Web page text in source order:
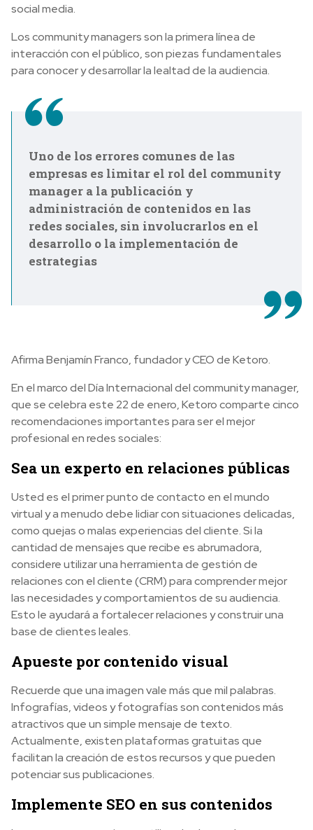
social media.
Los community managers son la primera línea de
interacción con el público, son piezas fundamentales
para conocer y desarrollar la lealtad de la audiencia.
Uno de los errores comunes de las
empresas es limitar el rol del community
manager a la publicación y
administración de contenidos en las
redes sociales, sin involucrarlos en el
desarrollo o la implementación de
estrategias
Afirma Benjamín Franco, fundador y CEO de Ketoro.
En el marco del Día Internacional del community manager,
que se celebra este 22 de enero, Ketoro comparte cinco
recomendaciones importantes para ser el mejor
profesional en redes sociales:
Sea un experto en relaciones públicas
Usted es el primer punto de contacto en el mundo
virtual y a menudo debe lidiar con situaciones delicadas,
como quejas o malas experiencias del cliente. Si la
cantidad de mensajes que recibe es abrumadora,
considere utilizar una herramienta de gestión de
relaciones con el cliente (CRM) para comprender mejor
las necesidades y comportamientos de su audiencia.
Esto le ayudará a fortalecer relaciones y construir una
base de clientes leales.
Apueste por contenido visual
Recuerde que una imagen vale más que mil palabras.
Infografías, videos y fotografías son contenidos más
atractivos que un simple mensaje de texto.
Actualmente, existen plataformas gratuitas que
facilitan la creación de estos recursos y que pueden
potenciar sus publicaciones.
Implemente SEO en sus contenidos